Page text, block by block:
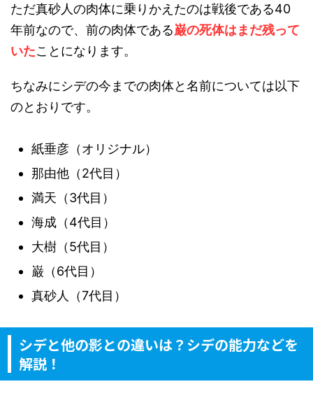
ただ真砂人の肉体に乗りかえたのは戦後である40
年前なので、前の肉体である巌の死体はまだ残って
いたことになります。
ちなみにシデの今までの肉体と名前については以下
のとおりです。
紙垂彦（オリジナル）
那由他（2代目）
満天（3代目）
海成（4代目）
大樹（5代目）
巌（6代目）
真砂人（7代目）
シデと他の影との違いは？シデの能力などを
解説！